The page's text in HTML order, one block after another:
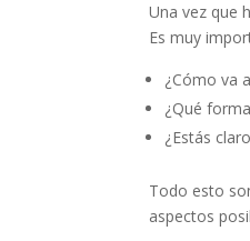
Una vez que
Es muy
¿Cómo va
¿Qué
¿Estás
Todo esto
aspectos